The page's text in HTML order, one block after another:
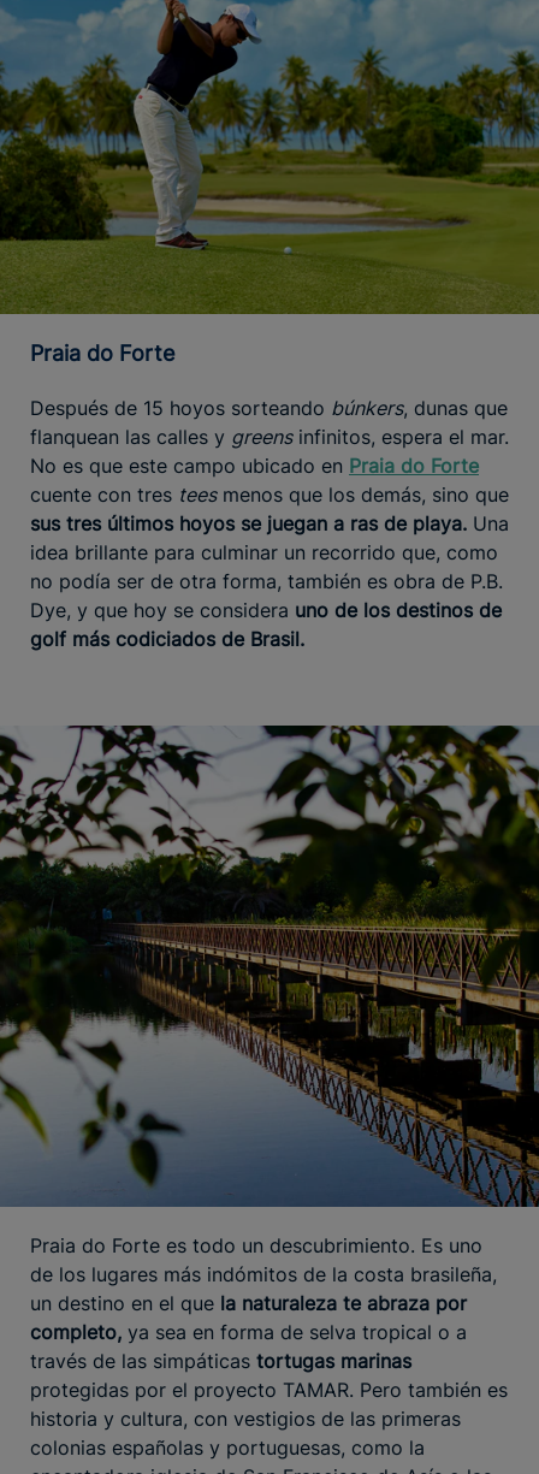
Praia do Forte
Después de 15 hoyos sorteando búnkers, dunas que
flanquean las calles y greensinfinitos, espera el mar.
No es que este campo ubicado en Praia do Forte
cuente con tres teesmenos que los demás, sino que
sus tres últimos hoyos se juegan a ras de playa. Una
idea brillante para culminar un recorrido que, como
no podía ser de otra forma, también es obra de P.B.
Dye, y que hoy se considera uno de los destinos de
golf más codiciados de Brasil.
Praia do Forte es todo un descubrimiento. Es uno
de los lugares más indómitos de la costa brasileña,
un destino en el que la naturaleza te abraza por
completo, ya sea en forma de selva tropical o a
través de las simpáticas tortugas marinas
protegidas por el proyecto TAMAR. Pero también es
historia y cultura, con vestigios de las primeras
colonias españolas y portuguesas, como la